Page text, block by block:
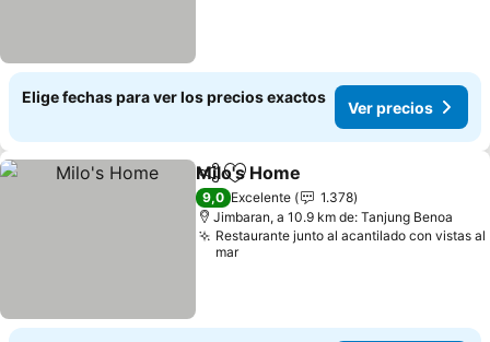
Elige fechas para ver los precios exactos
Ver precios
CompartirAgregar a favoritos
Milo's Home
9,0 Excelente
1.378
Jimbaran, a 10.9 km de: Tanjung Benoa
Restaurante junto al acantilado con vistas al
mar